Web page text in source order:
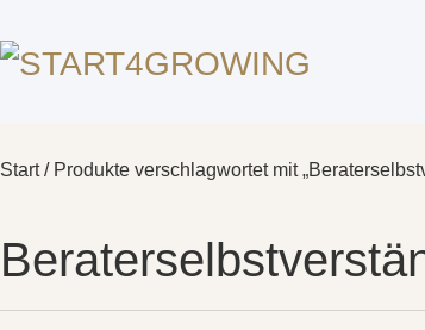
Start/ Produkte verschlagwortet mit